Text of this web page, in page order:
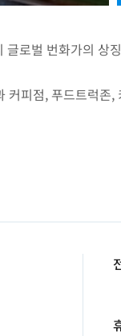
로벌 번화가의
피점, 푸드트럭